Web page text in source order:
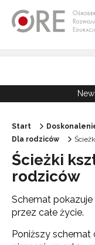
Start
Dla rodziców
Ścieżki
rodziców
Schemat
przez całe życie.
Poniższy